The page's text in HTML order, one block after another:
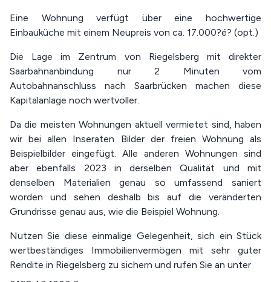
Eine Wohnung verfügt über eine hochwertige
Einbauküche mit einem Neupreis von ca. 17.000?é? (opt.)
Die Lage im Zentrum von Riegelsberg mit direkter
Saarbahnanbindung nur 2 Minuten vom
Autobahnanschluss nach Saarbrücken machen diese
Kapitalanlage noch wertvoller.
Da die meisten Wohnungen aktuell vermietet sind, haben
wir bei allen Inseraten Bilder der freien Wohnung als
Beispielbilder eingefügt. Alle anderen Wohnungen sind
aber ebenfalls 2023 in derselben Qualität und mit
denselben Materialien genau so umfassend saniert
worden und sehen deshalb bis auf die veränderten
Grundrisse genau aus, wie die Beispiel Wohnung.
Nutzen Sie diese einmalige Gelegenheit, sich ein Stück
wertbeständiges Immobilienvermögen mit sehr guter
Rendite in Riegelsberg zu sichern und rufen Sie an unter